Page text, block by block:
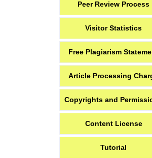
Peer Review Process
Visitor Statistics
Free Plagiarism
Article Processing
Copyrights and
Content License
Tutorial